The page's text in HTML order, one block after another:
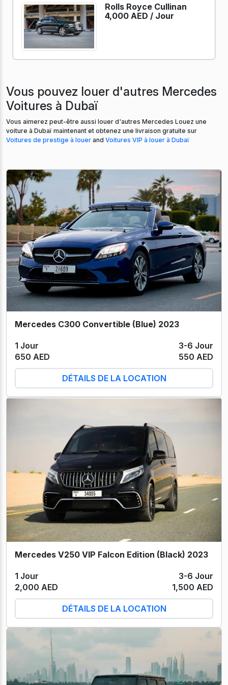
Rolls Royce Cullinan
4,000 AED / Jour
Vous pouvez louer d'autres Mercedes
Voitures à Dubaï
Vous aimerez peut-être aussi louer d'autres Mercedes Louez une
voiture à Dubaï maintenant et obtenez une livraison gratuite sur
Voitures de prestige à louer and Voitures VIP à louer à Dubaï
Mercedes C300 Convertible (Blue) 2023
1 Jour
3-6 Jour
650 AED
550 AED
DÉTAILS DE LA LOCATION
Mercedes V250 VIP Falcon Edition (Black) 2023
1 Jour
3-6 Jour
2,000 AED
1,500 AED
DÉTAILS DE LA LOCATION